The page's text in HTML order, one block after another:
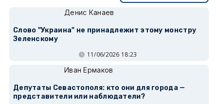
Денис Канаев
Слово "Украина" не принадлежит этому монстру
Зеленскому
11/06/2026 18:23
Иван Ермаков
Депутаты Севастополя: кто они для города —
представители или наблюдатели?